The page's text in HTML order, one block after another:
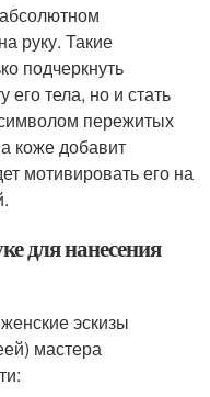
руку. Такие
подчеркнуть
его тела, но и стать
пережитых
коже добавит
мотивировать его на
для нанесения
эскизы
мастера